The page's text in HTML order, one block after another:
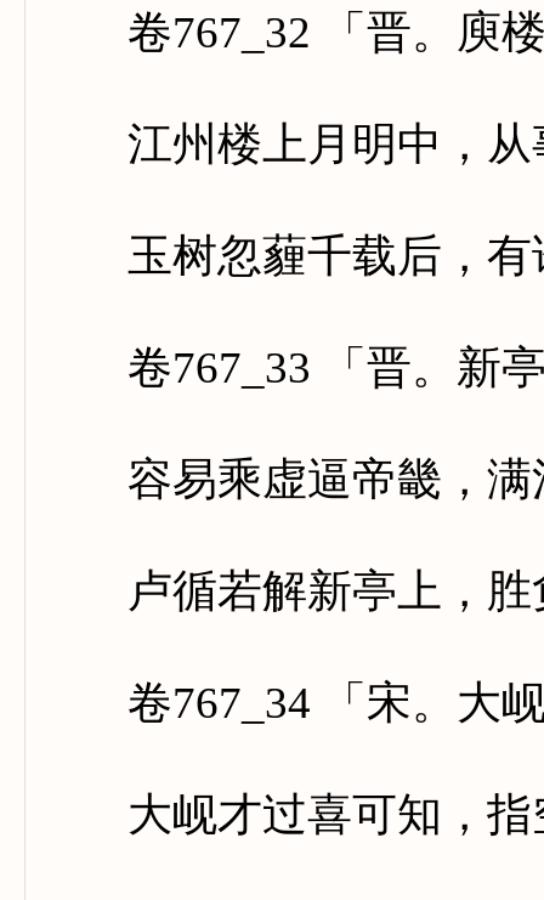
卷767_32 「晋。庾
江州楼上月明中，从
玉树忽薶千载后，有
卷767_33 「晋。新
容易乘虚逼帝畿，满
卢循若解新亭上，胜
卷767_34 「宋。大
大岘才过喜可知，指